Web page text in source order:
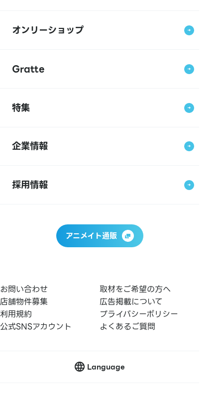
オンリーショップ
Gratte
特集
企業情報
採用情報
アニメイト通販
お問い合わせ
取材をご希望の方へ
店舗物件募集
広告掲載について
利用規約
プライバシーポリシー
公式SNSアカウント
よくあるご質問
Language